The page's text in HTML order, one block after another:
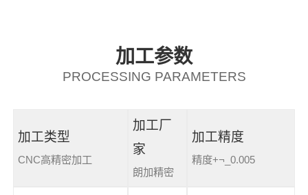
加工参数
PROCESSING PARAMETERS
加工类型
CNC高精密加工
加工厂
家
朗加精密
加工精度
精度+¬_0.005